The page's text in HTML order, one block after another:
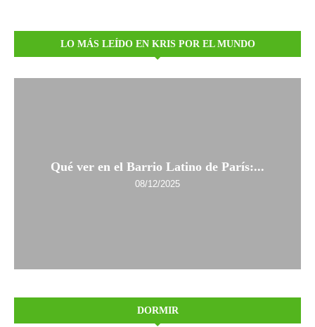
LO MÁS LEÍDO EN KRIS POR EL MUNDO
Qué ver en el Barrio Latino de París:...
08/12/2025
DORMIR